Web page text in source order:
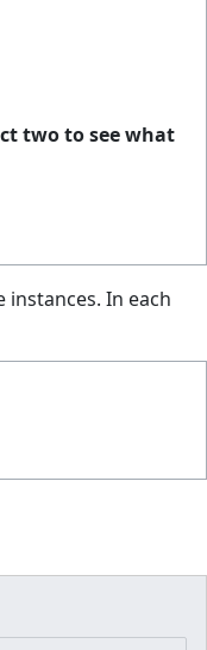
two to see what
instances. In each